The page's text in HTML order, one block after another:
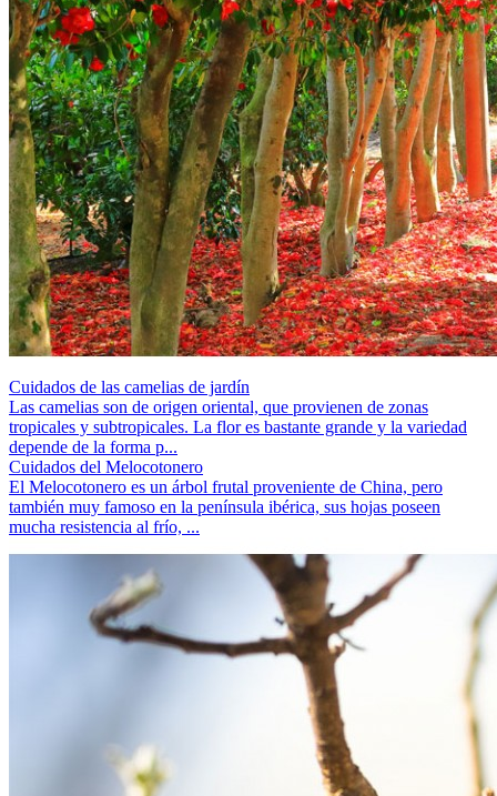
Cuidados de las camelias de jardín
Las camelias son de origen oriental, que provienen de zonas
tropicales y subtropicales. La flor es bastante grande y la variedad
depende de la forma p...
Cuidados del Melocotonero
El Melocotonero es un árbol frutal proveniente de China, pero
también muy famoso en la península ibérica, sus hojas poseen
mucha resistencia al frío, ...